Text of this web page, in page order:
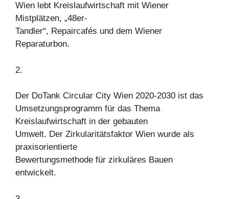
Wien lebt Kreislaufwirtschaft mit Wiener
Mistplätzen, „48er-
Tandler“, Repaircafés und dem Wiener
Reparaturbon.
2.
Der DoTank Circular City Wien 2020-2030 ist das
Umsetzungsprogramm für das Thema
Kreislaufwirtschaft in der gebauten
Umwelt. Der Zirkularitätsfaktor Wien wurde als
praxisorientierte
Bewertungsmethode für zirkuläres Bauen
entwickelt.